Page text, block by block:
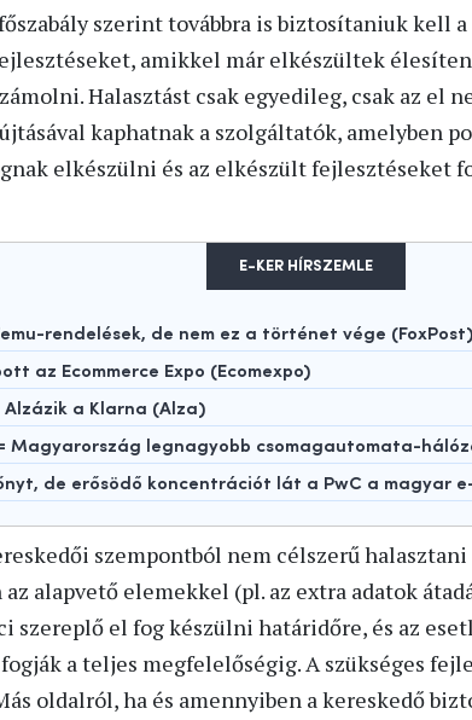
szerint továbbra is biztosítaniuk kell
amikkel már elkészültek
Halasztást csak egyedileg, csak az el
kaphatnak a szolgáltatók, amelyben
elkészülni és az elkészült fejlesztéseket
E-KER HÍRSZEMLE
rendelések, de nem ez a történet vége (FoxPost)
az Ecommerce Expo (Ecomexpo)
a Klarna (Alza)
Magyarország legnagyobb csomagautomata-
de erősödő koncentrációt lát a PwC a magyar
szempontból nem célszerű
alapvető elemekkel (pl. az extra adatok
szereplő el fog készülni határidőre, és az
a teljes megfelelőségig. A szükséges
oldalról, ha és amennyiben a kereskedő